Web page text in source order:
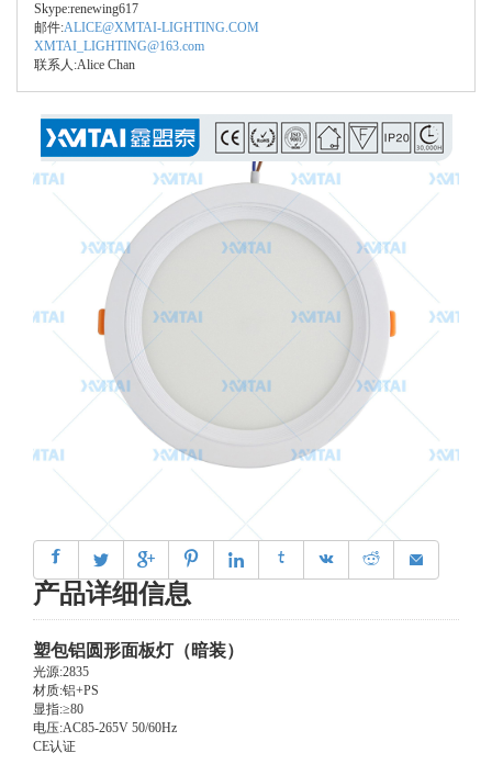
Skype:renewing617
邮件:ALICE@XMTAI-LIGHTING.COM
XMTAI_LIGHTING@163.com
联系人:Alice Chan
㖖     㐶   
产品详细信息
塑包铝圆形面板灯（暗装）
光源:2835
材质:铝+PS
显指:≥80
电压:AC85-265V 50/60Hz
CE认证